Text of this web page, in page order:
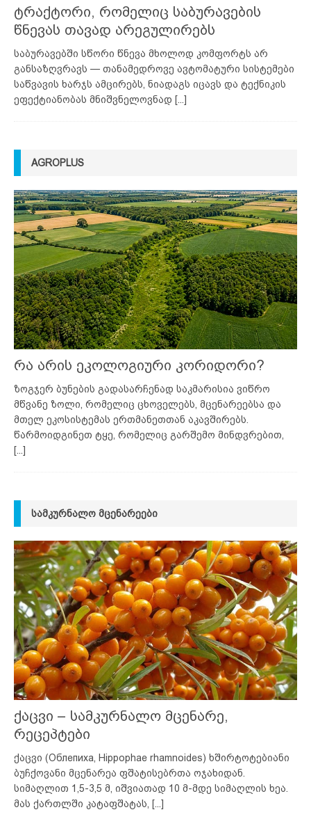
ტრაქტორი, რომელიც საბურავების
წნევას თავად არეგულირებს
საბურავებში სწორი წნევა მხოლოდ კომფორტს არ
განსაზღვრავს — თანამედროვე ავტომატური სისტემები
საწვავის ხარჯს ამცირებს, ნიადაგს იცავს და ტექნიკის
ეფექტიანობას მნიშვნელოვნად [...]
AGROPLUS
რა არის ეკოლოგიური კორიდორი?
ზოგჯერ ბუნების გადასარჩენად საკმარისია ვიწრო
მწვანე ზოლი, რომელიც ცხოველებს, მცენარეებსა და
მთელ ეკოსისტემას ერთმანეთთან აკავშირებს.
წარმოიდგინეთ ტყე, რომელიც გარშემო მინდვრებით,
[...]
ᲡᲐᲛᲙᲣᲠᲜᲐᲚᲝ ᲛᲪᲔᲜᲐᲠᲔᲔᲑᲘ
ქაცვი – სამკურნალო მცენარე,
რეცეპტები
ქაცვი (Облепиха, Hippophae rhamnoides) ხშირტოტებიანი
ბუჩქოვანი მცენარეა ფშატისებრთა ოჯახიდან.
სიმაღლით 1,5-3,5 მ, იშვიათად 10 მ-მდე სიმაღლის ხეა.
მას ქართლში კატაფშატას, [...]